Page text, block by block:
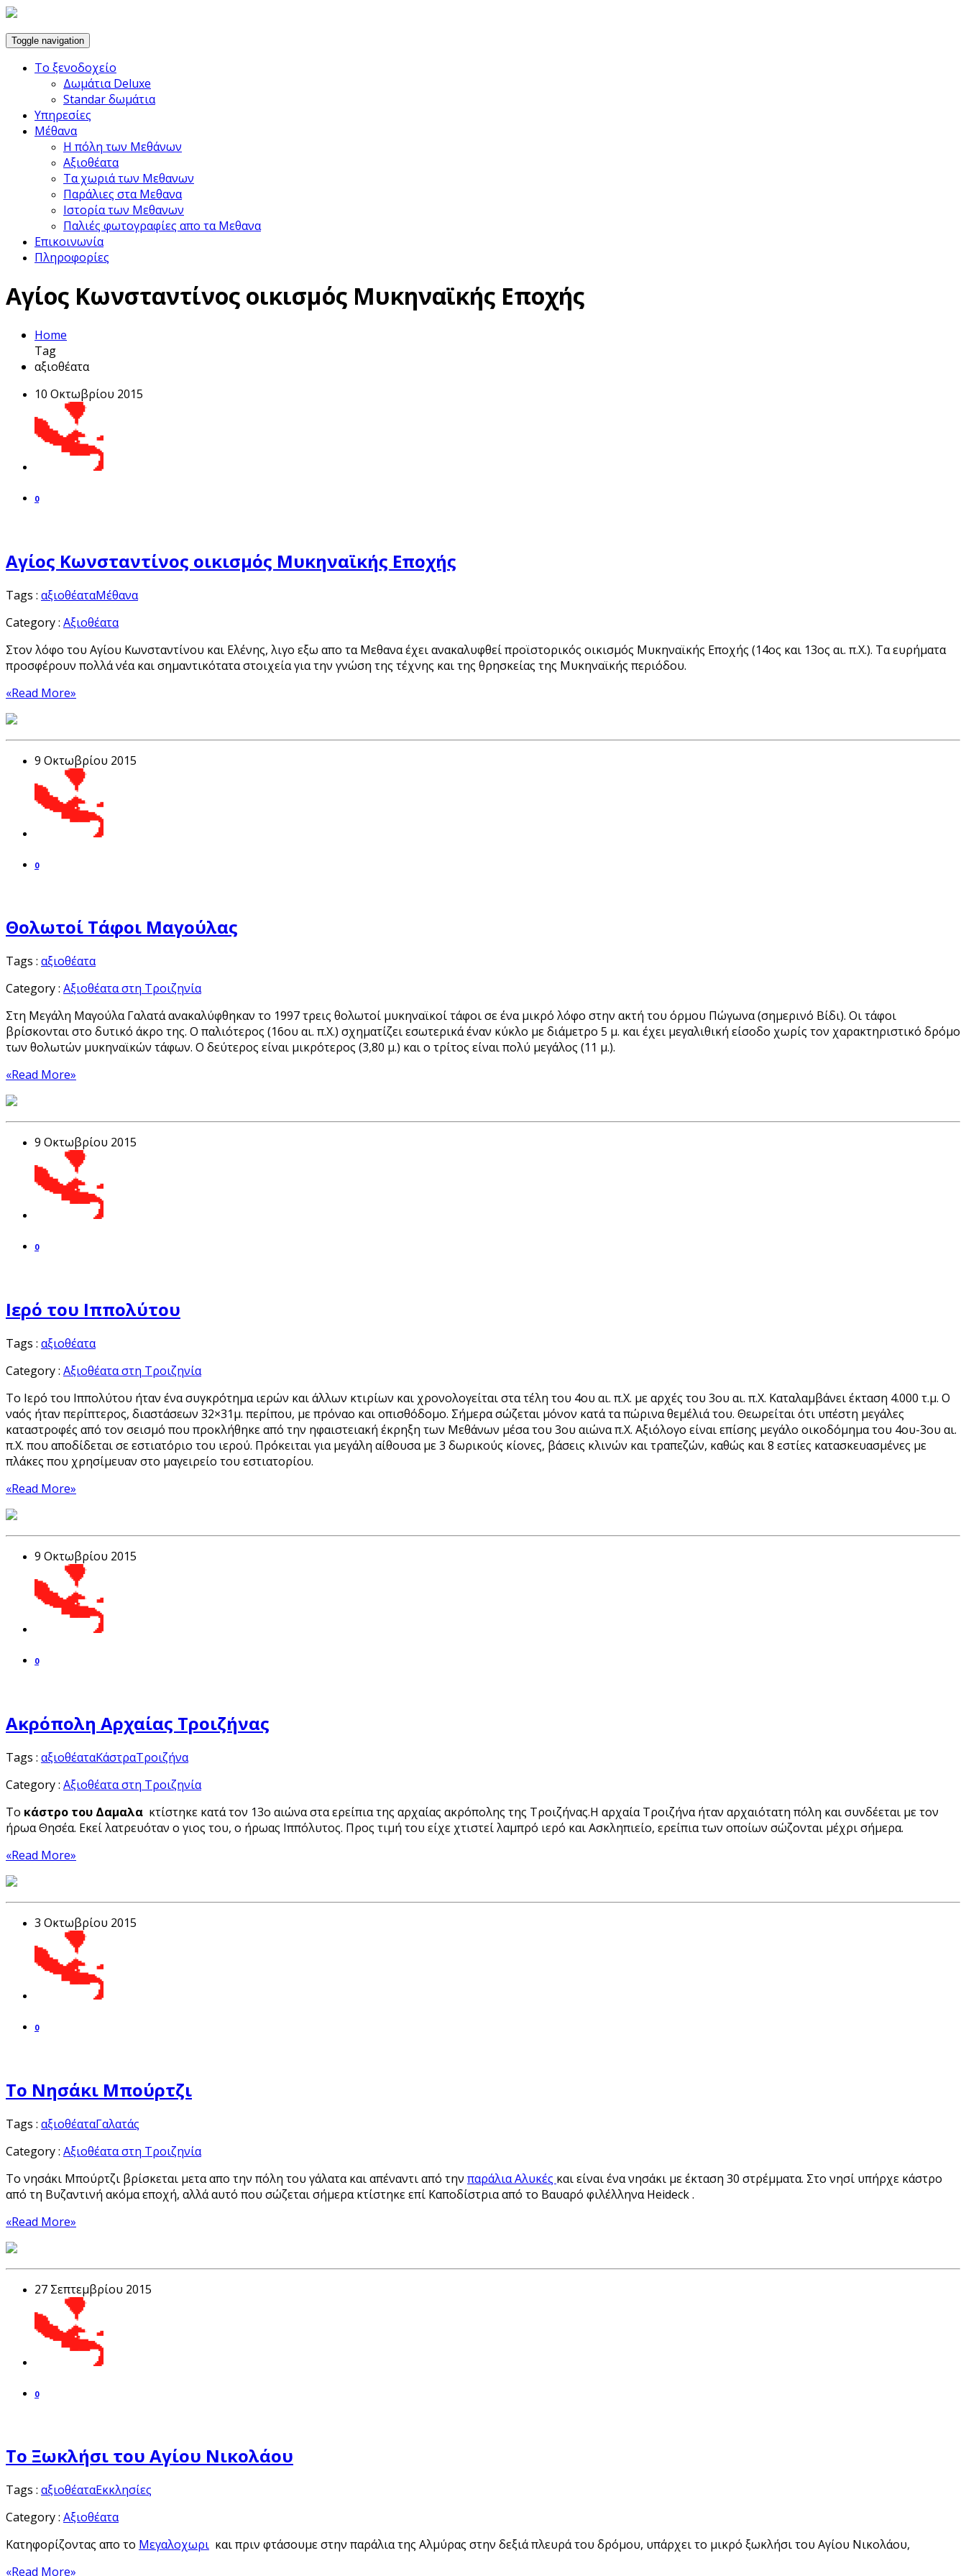
Toggle navigation
Το ξενοδοχείο
Δωμάτια Deluxe
Standar δωμάτια
Υπηρεσίες
Μέθανα
Η πόλη των Μεθάνων
Αξιοθέατα
Τα χωριά των Μεθανων
Παράλιες στα Μεθανα
Ιστορία των Μεθανων
Παλιές φωτογραφίες απο τα Μεθανα
Επικοινωνία
Πληροφορίες
Αγίος Κωνσταντίνος οικισμός Μυκηναϊκής Εποχής
Home
Tag
αξιοθέατα
10 Οκτωβρίου 2015
0
Αγίος Κωνσταντίνος οικισμός Μυκηναϊκής Εποχής
Tags : αξιοθέαταΜέθανα
Category : Αξιοθέατα
Στον λόφο του Αγίου Κωνσταντίνου και Ελένης, λιγο εξω απο τα Μεθανα έχει ανακαλυφθεί προϊστορικός οικισμός Μυκηναϊκής Εποχής (14ος και 13ος αι. π.Χ.). Τα ευρήματα
προσφέρουν πολλά νέα και σημαντικότατα στοιχεία για την γνώση της τέχνης και της θρησκείας της Μυκηναϊκής περιόδου.
«Read More»
9 Οκτωβρίου 2015
0
Θολωτοί Τάφοι Μαγούλας
Tags : αξιοθέατα
Category : Αξιοθέατα στη Τροιζηνία
Στη Μεγάλη Μαγούλα Γαλατά ανακαλύφθηκαν το 1997 τρεις θολωτοί μυκηναϊκοί τάφοι σε ένα μικρό λόφο στην ακτή του όρμου Πώγωνα (σημερινό Βίδι). Οι τάφοι
βρίσκονται στο δυτικό άκρο της. Ο παλιότερος (16ου αι. π.Χ.) σχηματίζει εσωτερικά έναν κύκλο με διάμετρο 5 μ. και έχει μεγαλιθική είσοδο χωρίς τον χαρακτηριστικό δρόμο
των θολωτών μυκηναϊκών τάφων. Ο δεύτερος είναι μικρότερος (3,80 μ.) και ο τρίτος είναι πολύ μεγάλος (11 μ.).
«Read More»
9 Οκτωβρίου 2015
0
Ιερό του Ιππολύτου
Tags : αξιοθέατα
Category : Αξιοθέατα στη Τροιζηνία
Το Ιερό του Ιππολύτου ήταν ένα συγκρότημα ιερών και άλλων κτιρίων και χρονολογείται στα τέλη του 4ου αι. π.Χ. με αρχές του 3ου αι. π.Χ. Καταλαμβάνει έκταση 4.000 τ.μ. Ο
ναός ήταν περίπτερος, διαστάσεων 32×31μ. περίπου, με πρόναο και οπισθόδομο. Σήμερα σώζεται μόνον κατά τα πώρινα θεμέλιά του. Θεωρείται ότι υπέστη μεγάλες
καταστροφές από τον σεισμό που προκλήθηκε από την ηφαιστειακή έκρηξη των Μεθάνων μέσα του 3ου αιώνα π.Χ. Αξιόλογο είναι επίσης μεγάλο οικοδόμημα του 4ου-3ου αι.
π.Χ. που αποδίδεται σε εστιατόριο του ιερού. Πρόκειται για μεγάλη αίθουσα με 3 δωρικούς κίονες, βάσεις κλινών και τραπεζών, καθώς και 8 εστίες κατασκευασμένες με
πλάκες που χρησίμευαν στο μαγειρείο του εστιατορίου.
«Read More»
9 Οκτωβρίου 2015
0
Ακρόπολη Αρχαίας Τροιζήνας
Tags : αξιοθέαταΚάστραΤροιζήνα
Category : Αξιοθέατα στη Τροιζηνία
Το κάστρο του Δαμαλα κτίστηκε κατά τον 13ο αιώνα στα ερείπια της αρχαίας ακρόπολης της Τροιζήνας.Η αρχαία Τροιζήνα ήταν αρχαιότατη πόλη και συνδέεται με τον
ήρωα Θησέα. Εκεί λατρευόταν ο γιος του, ο ήρωας Ιππόλυτος. Προς τιμή του είχε χτιστεί λαμπρό ιερό και Ασκληπιείο, ερείπια των οποίων σώζονται μέχρι σήμερα.
«Read More»
3 Οκτωβρίου 2015
0
Το Νησάκι Μπούρτζι
Tags : αξιοθέαταΓαλατάς
Category : Αξιοθέατα στη Τροιζηνία
Το νησάκι Μπούρτζι βρίσκεται μετα απο την πόλη του γάλατα και απέναντι από την παράλια Αλυκές και είναι ένα νησάκι με έκταση 30 στρέμματα. Στο νησί υπήρχε κάστρο
από τη Βυζαντινή ακόμα εποχή, αλλά αυτό που σώζεται σήμερα κτίστηκε επί Καποδίστρια από το Βαυαρό φιλέλληνα Heideck .
«Read More»
27 Σεπτεμβρίου 2015
0
Το Ξωκλήσι του Αγίου Νικολάου
Tags : αξιοθέαταΕκκλησίες
Category : Αξιοθέατα
Κατηφορίζοντας απο το Μεγαλοχωρι και πριν φτάσουμε στην παράλια της Αλμύρας στην δεξιά πλευρά του δρόμου, υπάρχει το μικρό ξωκλήσι του Αγίου Νικολάου,
«Read More»